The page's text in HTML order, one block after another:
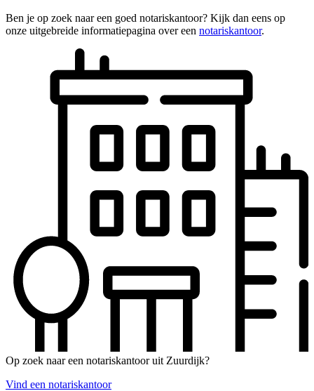
Ben je op zoek naar een goed notariskantoor? Kijk dan eens op
onze uitgebreide informatiepagina over een notariskantoor.
Op zoek naar een notariskantoor uit Zuurdijk?
Vind een notariskantoor